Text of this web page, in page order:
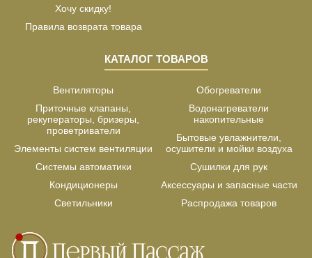
Хочу скидку!
Правила возврата товара
КАТАЛОГ ТОВАРОВ
Вентиляторы
Приточные клапаны,
рекуператоры, бризеры,
проветриватели
Элементы систем вентиляции
Системы автоматики
Кондиционеры
Светильники
Обогреватели
Водонагреватели
накопительные
Бытовые увлажнители,
осушители и мойки воздуха
Сушилки для рук
Аксессуары и запасные части
Распродажа товаров